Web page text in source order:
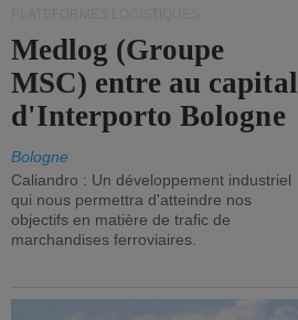
Medlog (Groupe
MSC) entre au capital
d'Interporto Bologne
Bologne
Caliandro : Un développement industriel
qui nous permettra d'atteindre nos
objectifs en matière de trafic de
marchandises ferroviaires.